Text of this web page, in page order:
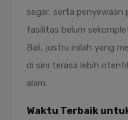
segar, serta penyewaan
fasilitas belum
Bali, justru inilah yang
di sini terasa lebih
alam.
Waktu Terbaik